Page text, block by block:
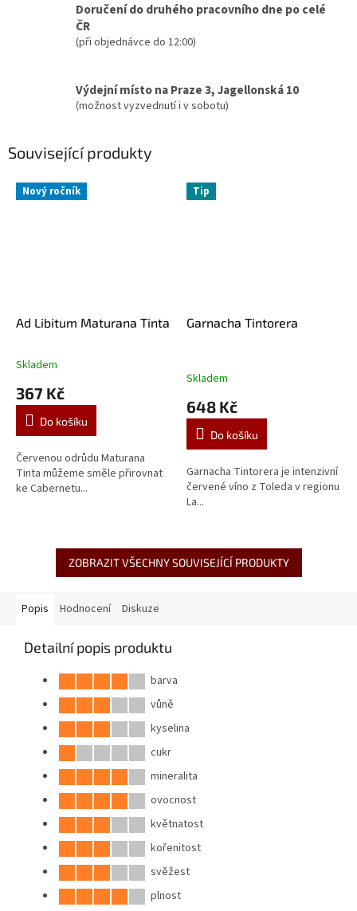
Doručení do druhého pracovního dne po celé
ČR
(při objednávce do 12:00)
Výdejní místo na Praze 3, Jagellonská 10
(možnost vyzvednutí i v sobotu)
Související produkty
Nový ročník
Ad Libitum Maturana Tinta
Průměrné
produktu
5,0
5
hvězdiček.
Skladem
367 Kč
Do košíku
Červenou odrůdu Maturana
Tinta můžeme směle přirovnat
ke Cabernetu...
Tip
Garnacha Tintorera
Skladem
648 Kč
Do košíku
Garnacha Tintorera je intenzivní
červené víno z Toleda v regionu
La...
ZOBRAZIT VŠECHNY SOUVISEJÍCÍ PRODUKTY
Popis Hodnocení Diskuze
Detailní popis produktu
barva
vůně
kyselina
cukr
mineralita
ovocnost
květnatost
kořenitost
svěžest
plnost